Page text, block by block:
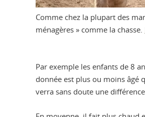
Comme chez la plupart des
ménagères » comme la chasse.
Par exemple les enfants de 8
donnée est plus ou moins âgé
verra sans doute une